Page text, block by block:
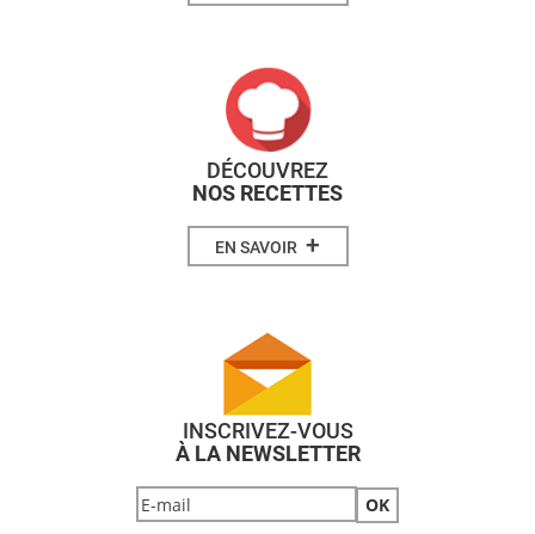
DÉCOUVREZ
NOS RECETTES
EN SAVOIR +
INSCRIVEZ-VOUS
À LA NEWSLETTER